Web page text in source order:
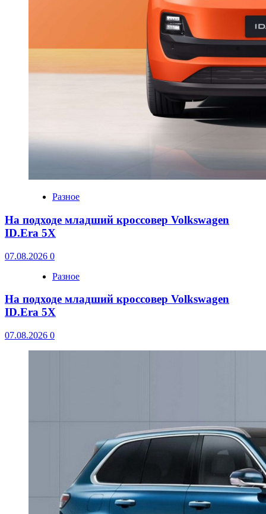
Разное
На подходе младший кроссовер Volkswagen
ID.Era 5X
07.08.2026 0
Разное
На подходе младший кроссовер Volkswagen
ID.Era 5X
07.08.2026 0